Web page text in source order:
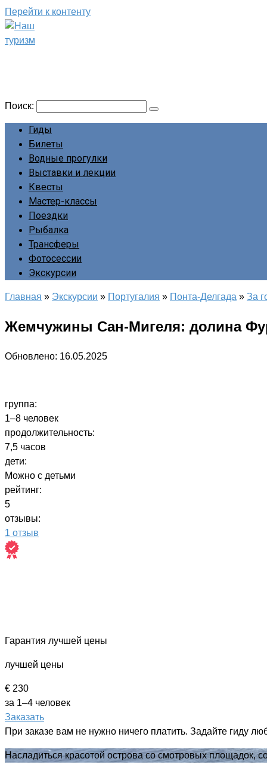
Перейти к контенту
Поиск:
Гиды
Билеты
Водные прогулки
Выставки и лекции
Квесты
Мастер-классы
Поездки
Рыбалка
Трансферы
Фотосессии
Экскурсии
Главная » Экскурсии » Португалия » Понта-Делгада » За
Жемчужины Сан-Мигеля: долина
Обновлено: 16.05.2025
группа:
1–8 человек
продолжительность:
7,5 часов
дети:
Можно с детьми
рейтинг:
5
отзывы:
1 отзыв
Гарантия лучшей цены
лучшей цены
€ 230
за 1–4 человек
Заказать
При заказе вам не нужно ничего платить. Задайте гиду
Насладиться красотой острова со смотровых площадок,